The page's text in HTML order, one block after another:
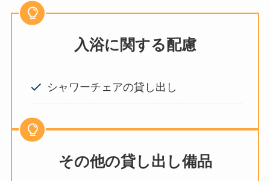
入浴に関する配慮
シャワーチェアの貸し出し
その他の貸し出し備品